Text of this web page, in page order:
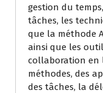
gestion du
tâches, les
que la méthode
ainsi que les
collaboration en
méthodes, des
des tâches, la